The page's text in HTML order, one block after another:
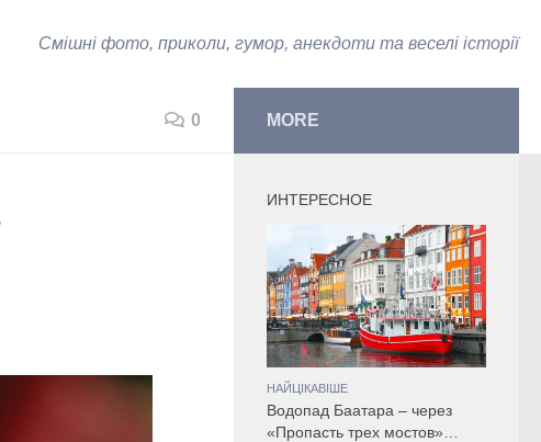
Смішні фото, приколи, гумор, анекдоти та веселі історії
0 MORE
ИНТЕРЕСНОЕ
НАЙЦІКАВІШЕ
Водопад Баатара – через
«Пропасть трех мостов»…